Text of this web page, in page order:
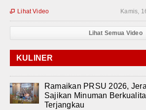
Kamis,
 Lihat Video
Lihat Semua Video
KULINER
Ramaikan PRSU 2026,
Sajikan Minuman
Terjangkau